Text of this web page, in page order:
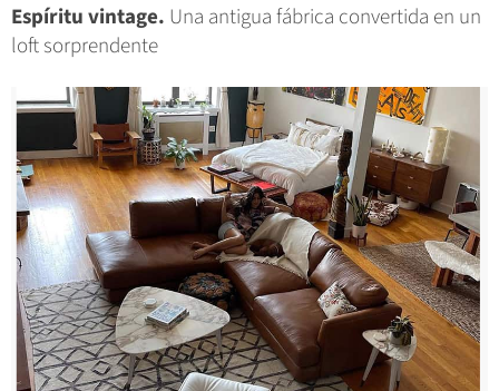
Espíritu vintage. Una antigua fábrica convertida en un
loft sorprendente